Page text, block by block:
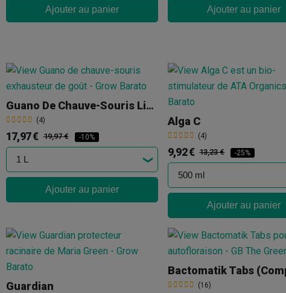
Ajouter au panier Ajouter au panier
Guano De Chauve-Souris Liquide Extract
(4)
17,97 € 19,97 € -10%
Ajouter au panier
Alga C
(4)
9,92 € 13,23 € -25%
Ajouter au panier
Guardian (16)